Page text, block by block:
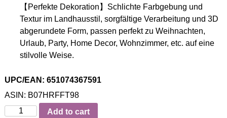
【Perfekte Dekoration】Schlichte Farbgebung und
Textur im Landhausstil, sorgfältige Verarbeitung und 3D
abgerundete Form, passen perfekt zu Weihnachten,
Urlaub, Party, Home Decor, Wohnzimmer, etc. auf eine
stilvolle Weise.
UPC/EAN: 651074367591
ASIN: B07HRFFT98
Quantity
Add to cart